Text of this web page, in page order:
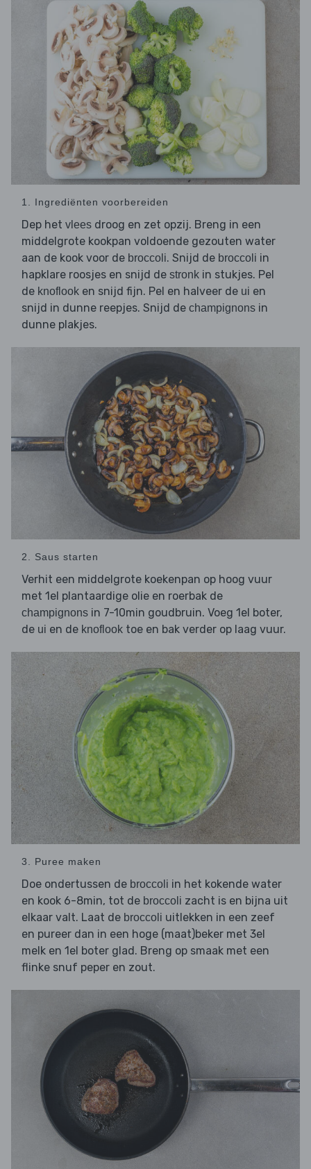
1. Ingrediënten voorbereiden
Dep het vlees droog en zet opzij. Breng in een
middelgrote kookpan voldoende gezouten water
aan de kook voor de broccoli. Snijd de broccoli in
hapklare roosjes en snijd de stronk in stukjes. Pel
de knoflook en snijd fijn. Pel en halveer de ui en
snijd in dunne reepjes. Snijd de champignons in
dunne plakjes.
2. Saus starten
Verhit een middelgrote koekenpan op hoog vuur
met 1el plantaardige olie en roerbak de
champignons in 7-10min goudbruin. Voeg 1el boter,
de ui en de knoflook toe en bak verder op laag vuur.
3. Puree maken
Doe ondertussen de broccoli in het kokende water
en kook 6-8min, tot de broccoli zacht is en bijna uit
elkaar valt. Laat de broccoli uitlekken in een zeef
en pureer dan in een hoge (maat)beker met 3el
melk en 1el boter glad. Breng op smaak met een
flinke snuf peper en zout.